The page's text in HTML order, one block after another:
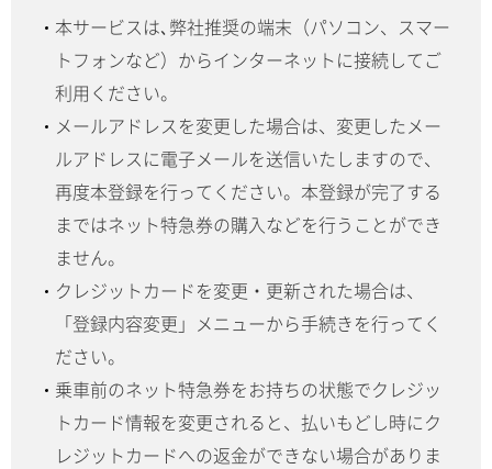
本サービスは､弊社推奨の端末（パソコン、スマー
トフォンなど）からインターネットに接続してご
利用ください。
メールアドレスを変更した場合は、変更したメー
ルアドレスに電子メールを送信いたしますので、
再度本登録を行ってください。本登録が完了する
まではネット特急券の購入などを行うことができ
ません。
クレジットカードを変更・更新された場合は、
「登録内容変更」メニューから手続きを行ってく
ださい。
乗車前のネット特急券をお持ちの状態でクレジッ
トカード情報を変更されると、払いもどし時にク
レジットカードへの返金ができない場合がありま